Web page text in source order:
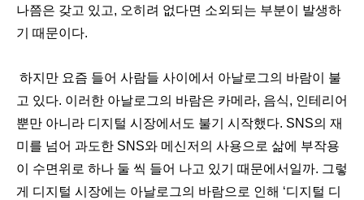
나쯤은 갖고 있고, 오히려 없다면 소외되는 부분이 발생하
기 때문이다.
하지만 요즘 들어 사람들 사이에서 아날로그의 바람이 불
고 있다. 이러한 아날로그의 바람은 카메라, 음식, 인테리어
뿐만 아니라 디지털 시장에서도 불기 시작했다. SNS의 재
미를 넘어 과도한 SNS와 메신저의 사용으로 삶에 부작용
이 수면위로 하나 둘 씩 들어 나고 있기 때문에서일까. 그렇
게 디지털 시장에는 아날로그의 바람으로 인해 ‘디지털 디